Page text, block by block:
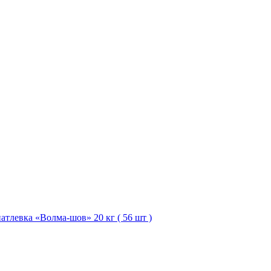
«Волма-шов» 20 кг ( 56 шт )